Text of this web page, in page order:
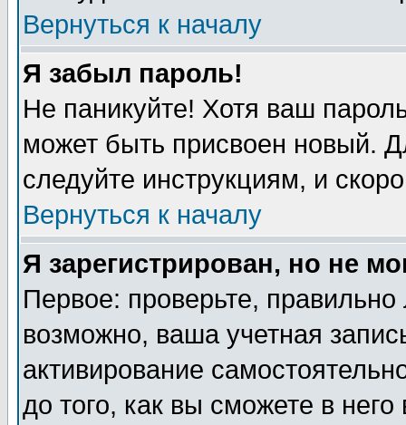
Вернуться к началу
Я забыл пароль!
Не паникуйте! Хотя ваш
может быть присвоен новый.
следуйте инструкциям, и
Вернуться к началу
Я зарегистрирован, но не
Первое: проверьте,
возможно, ваша учетная
активирование
до того, как вы сможете в